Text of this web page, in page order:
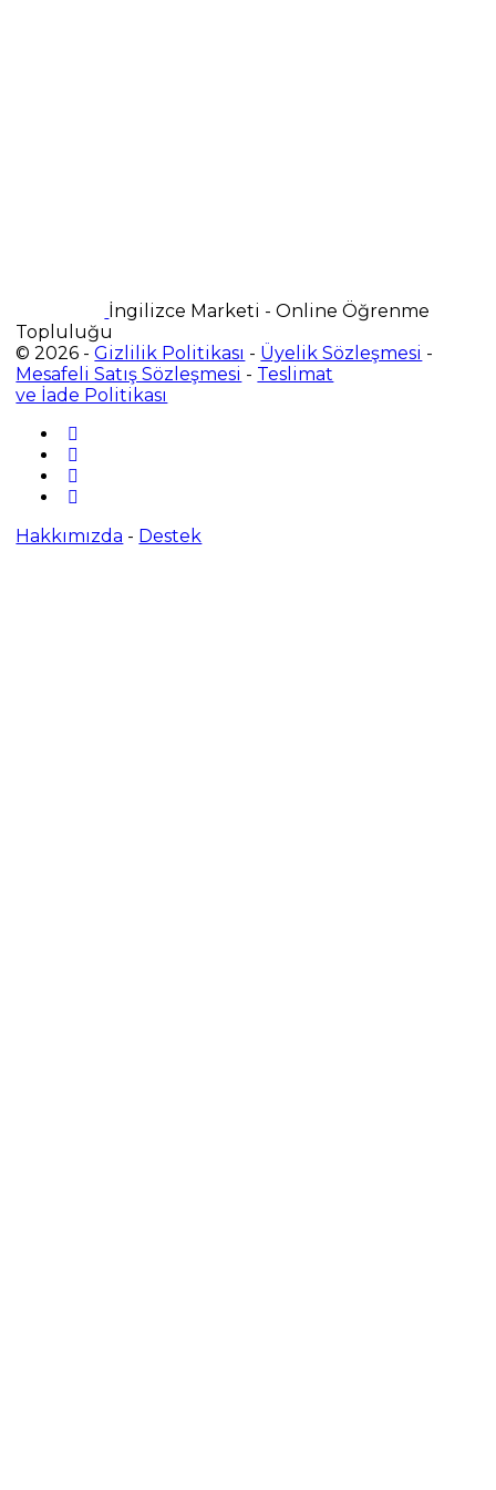
İngilizce Marketi - Online Öğrenme
Topluluğu
© 2026 -Gizlilik Politikası - Üyelik Sözleşmesi -
Mesafeli Satış Sözleşmesi - Teslimat
ve İade Politikası
Hakkımızda - Destek